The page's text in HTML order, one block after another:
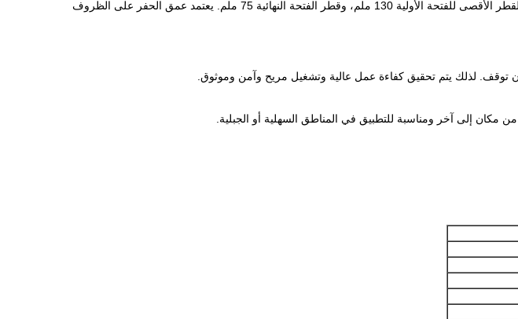
4. يبلغ عمق الحفر الاسمي 100 متر؛ أقصى عمق 120 مترًا. يبلغ القطر الاسمي للفتحة الأولية 110 ملم، والقطر الأقصى للفتحة الأولية 130 ملم، وقطر الفتحة النهائية 75 ملم. يعتمد عمق الحفر على الظروف